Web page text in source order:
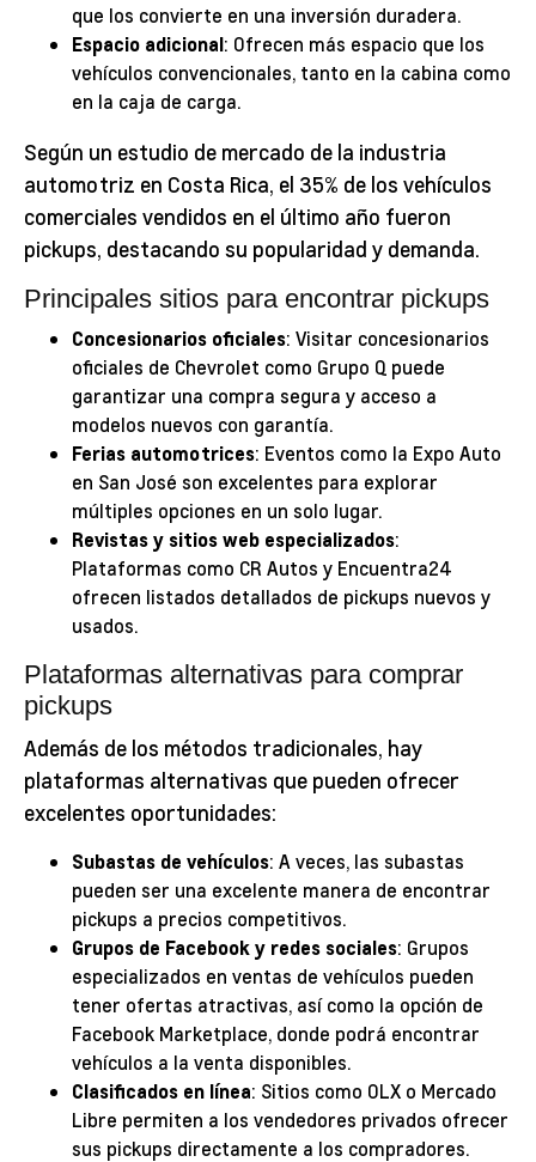
que los convierte en una inversión duradera.
Espacio adicional: Ofrecen más espacio que los
vehículos convencionales, tanto en la cabina como
en la caja de carga.
Según un estudio de mercado de la industria
automotriz en Costa Rica, el 35% de los vehículos
comerciales vendidos en el último año fueron
pickups, destacando su popularidad y demanda.
Principales sitios para encontrar pickups
Concesionarios oficiales: Visitar concesionarios
oficiales de Chevrolet como Grupo Q puede
garantizar una compra segura y acceso a
modelos nuevos con garantía.
Ferias automotrices: Eventos como la Expo Auto
en San José son excelentes para explorar
múltiples opciones en un solo lugar.
Revistas y sitios web especializados:
Plataformas como CR Autos y Encuentra24
ofrecen listados detallados de pickups nuevos y
usados.
Plataformas alternativas para comprar
pickups
Además de los métodos tradicionales, hay
plataformas alternativas que pueden ofrecer
excelentes oportunidades:
Subastas de vehículos: A veces, las subastas
pueden ser una excelente manera de encontrar
pickups a precios competitivos.
Grupos de Facebook y redes sociales: Grupos
especializados en ventas de vehículos pueden
tener ofertas atractivas, así como la opción de
Facebook Marketplace, donde podrá encontrar
vehículos a la venta disponibles.
Clasificados en línea: Sitios como OLX o Mercado
Libre permiten a los vendedores privados ofrecer
sus pickups directamente a los compradores.